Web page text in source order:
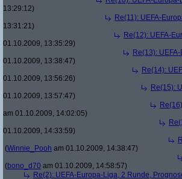
13:29:12)
Re(11): UEFA-
13:31:21)
Re(12): UEFA-
01.10.2009, 13:35:29)
Re(13):
01.10.2009, 13:38:47)
Re(14):
01.10.2009, 13:56:26)
Re(15):
01.10.2009, 13:57:47)
am 01.10.2009, 14:02:05)
01.10.2009, 14:33:59)
(Winnie_Pooh am 01.10.2009, 14:38:47)
(bono_d70 am 01.10.2009, 14:58:57)
Re(2): UEFA-Europa-Liga, 2 Runde,